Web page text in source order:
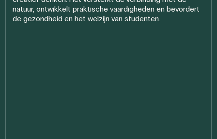
natuur, ontwikkelt praktische vaardigheden en bevordert
de gezondheid en het welzijn van studenten.